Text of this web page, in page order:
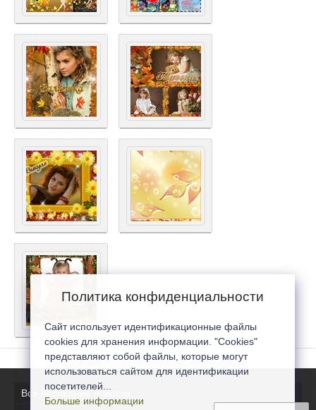
Все последние новости
Политика конфиденциальности
Сайт использует идентификационные файлы
cookies для хранения информации. "Cookies"
представляют собой файлы, которые могут
использоваться сайтом для идентификации
посетителей...
Больше информации